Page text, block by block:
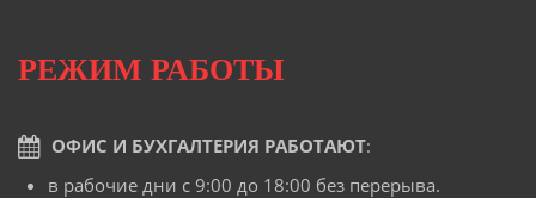
РЕЖИМ РАБОТЫ
ОФИС И БУХГАЛТЕРИЯ РАБОТАЮТ:
в рабочие дни с 9:00 до 18:00 без перерыва.